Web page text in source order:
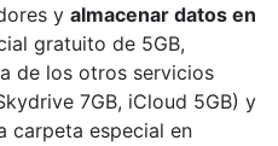
y almacenar datos en
gratuito de 5GB,
de los otros servicios
7GB, iCloud 5GB) y
carpeta especial en